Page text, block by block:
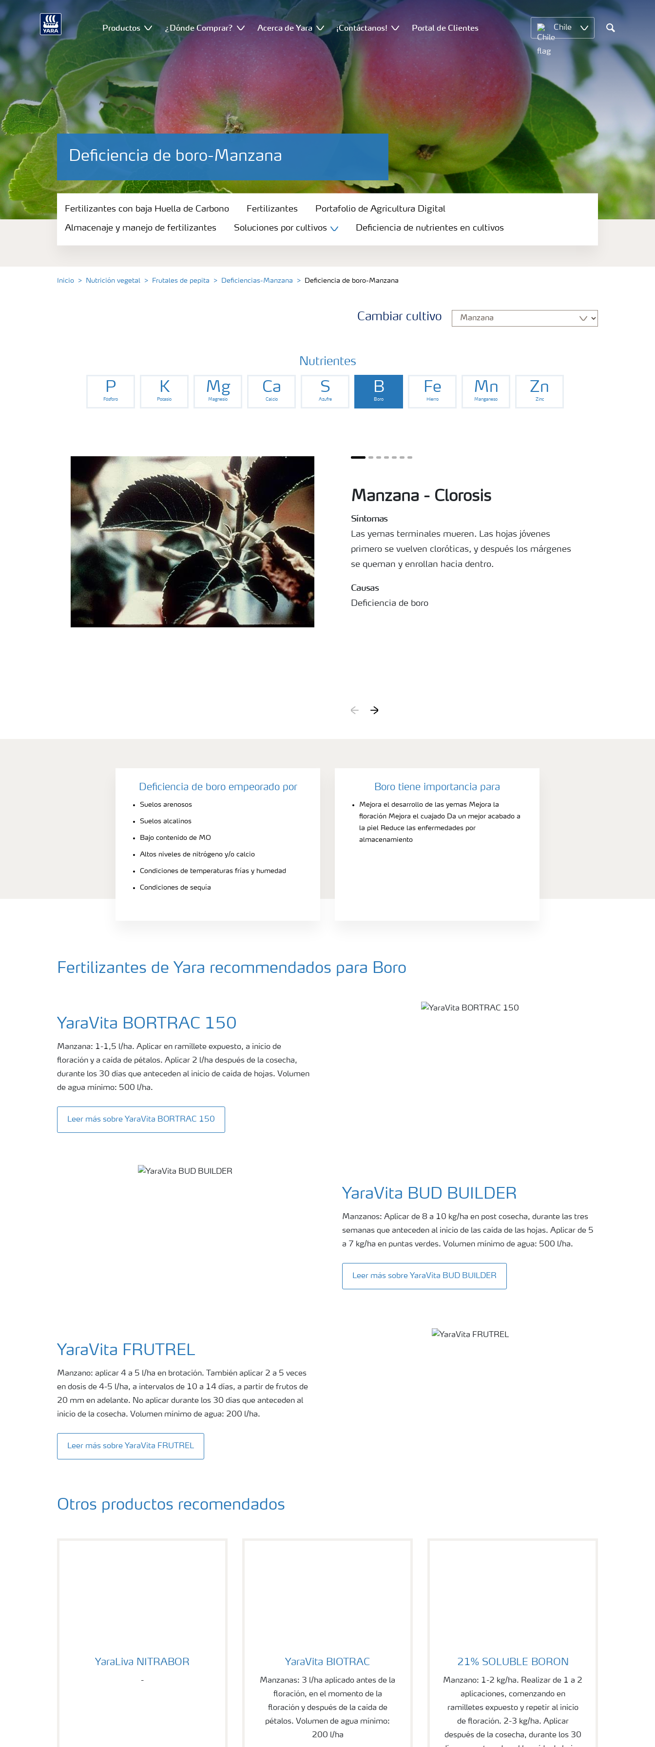
Productos ¿Dónde Comprar? Acerca de Yara ¡Contáctanos! Portal de Clientes Chile
Search
Deficiencia de boro-Manzana
Fertilizantes con baja Huella de Carbono
Fertilizantes
Fertilizantes con baja Huella de Carbono Fertilizantes Portafolio de Agricultura Digital
Almacenaje y manejo de fertilizantes Soluciones por cultivos Deficiencia de nutrientes en cultivos
Inicio Nutrición vegetal Frutales de pepita Deficiencias-Manzana Deficiencia de boro-Manzana
Cambiar cultivo
Nutrientes
P
Fósforo
K
Potasio
Mg
Magnesio
Ca
Calcio
S
Azufre
B
Boro
Fe
Hierro
Mn
Manganeso
Zn
Zinc
Manzana - Clorosis
Síntomas
Las yemas terminales mueren. Las hojas jóvenes
primero se vuelven cloróticas, y después los márgenes
se queman y enrollan hacia dentro.
Causas
Deficiencia de boro
Deficiencia de boro empeorado por
Suelos arenosos
Suelos alcalinos
Bajo contenido de MO
Altos niveles de nitrógeno y/o calcio
Condiciones de temperaturas frías y humedad
Condiciones de sequía
Boro tiene importancia para
Mejora el desarrollo de las yemas Mejora la
floración Mejora el cuajado Da un mejor acabado a
la piel Reduce las enfermedades por
almacenamiento
Fertilizantes de Yara recommendados para Boro
YaraVita BORTRAC 150
Manzana: 1-1,5 l/ha. Aplicar en ramillete expuesto, a inicio de
floración y a caída de pétalos. Aplicar 2 l/ha después de la cosecha,
durante los 30 días que anteceden al inicio de caída de hojas. Volumen
de agua mínimo: 500 l/ha.
Leer más sobre YaraVita BORTRAC 150
YaraVita BUD BUILDER
Manzanos: Aplicar de 8 a 10 kg/ha en post cosecha, durante las tres
semanas que anteceden al inicio de las caída de las hojas. Aplicar de 5
a 7 kg/ha en puntas verdes. Volumen mínimo de agua: 500 l/ha.
Leer más sobre YaraVita BUD BUILDER
YaraVita FRUTREL
Manzano: aplicar 4 a 5 l/ha en brotación. También aplicar 2 a 5 veces
en dosis de 4-5 l/ha, a intervalos de 10 a 14 días, a partir de frutos de
20 mm en adelante. No aplicar durante los 30 días que anteceden al
inicio de la cosecha. Volumen mínimo de agua: 200 l/ha.
Leer más sobre YaraVita FRUTREL
Otros productos recomendados
YaraLiva NITRABOR
-
YaraVita BIOTRAC
Manzanas: 3 l/ha aplicado antes de la
floración, en el momento de la
floración y después de la caída de
pétalos. Volumen de agua mínimo:
200 l/ha
21% SOLUBLE BORON
Manzano: 1-2 kg/ha. Realizar de 1 a 2
aplicaciones, comenzando en
ramilletes expuesto y repetir al inicio
de floración. 2-3 kg/ha. Aplicar
después de la cosecha, durante los 30